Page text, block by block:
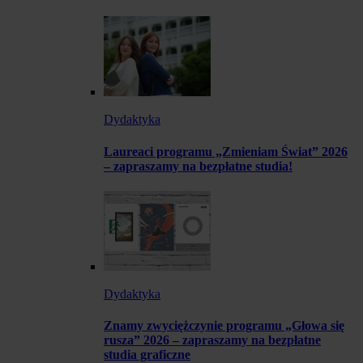
Dydaktyka
Laureaci programu „Zmieniam Świat” 2026
– zapraszamy na bezpłatne studia!
Dydaktyka
Znamy zwyciężczynie programu „Głowa się
rusza” 2026 – zapraszamy na bezpłatne
studia graficzne